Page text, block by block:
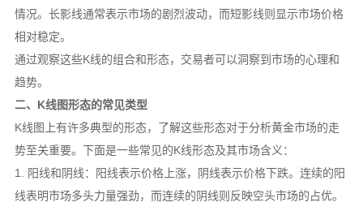
情况。长影线通常表示市场的剧烈波动，而短影线则显示市场价格
相对稳定。
通过观察这些K线的组合和形态，交易者可以洞察到市场的心理和
趋势。
二、K线图形态的常见类型
K线图上有许多典型的形态，了解这些形态对于分析黄金市场的走
势至关重要。下面是一些常见的K线形态及其市场含义：
1. 阳线和阴线：阳线表示价格上涨，阴线表示价格下跌。连续的阳
线表明市场多头力量强劲，而连续的阴线则反映空头市场的占优。